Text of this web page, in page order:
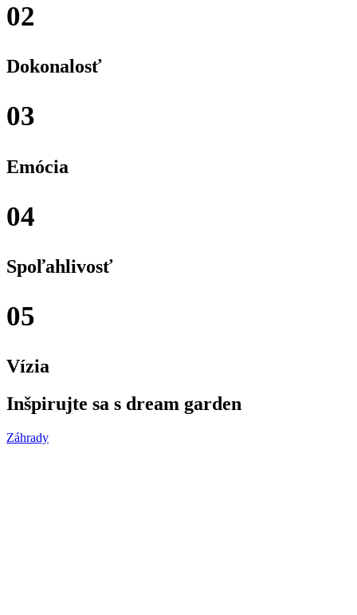
02
Dokonalosť
03
Emócia
04
Spoľahlivosť
05
Vízia
Inšpirujte sa s dream garden
Záhrady